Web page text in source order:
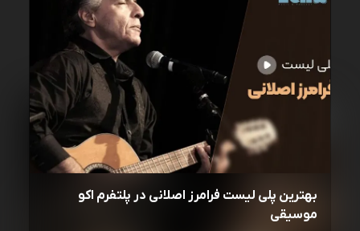
بهترین پلی لیست فرامرز اصلانی در پلتفرم اکو
موسیقی